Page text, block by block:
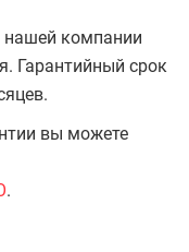
нашей компании
Гарантийный срок
вы можете
.